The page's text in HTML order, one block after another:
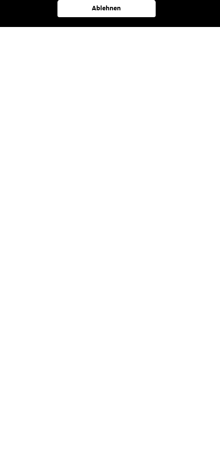
Nennung deiner Postleitzahl oder deinem Ort kannst du
dir diesen hier schnell und einfach anzeigen lassen.
Ablehnen